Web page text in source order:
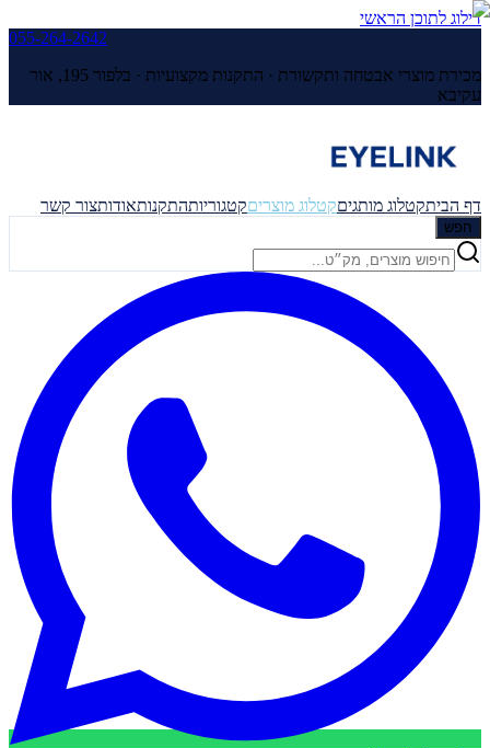
דילוג לתוכן הראשי
055-264-2642
מכירת מוצרי אבטחה ותקשורת · התקנות מקצועיות ·
בלפור 195, אור
עקיבא
דף הביתקטלוג מותגיםקטלוג מוצריםקטגוריותהתקנותאודותצור קשר
חפש